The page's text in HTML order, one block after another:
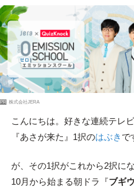
PR 株式会社JERA
こんにちは。好きな連続テレ
『あさが来た』1択のはぶき で
が、その1択がこれから2択に
10月から始まる朝ドラ『ブギ